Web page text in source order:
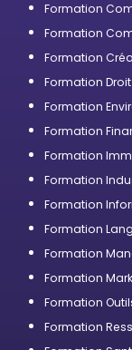
Formation
Formation
Formation
Formation
Formation
Formation
Formation
Formation
Formation
Formation
Formation
Formation
Formation
Formation